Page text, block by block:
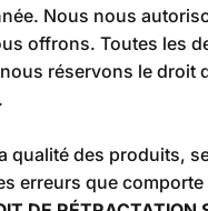
Nous nous
offrons. Toutes les
réservons le
qualité des produits,
erreurs que